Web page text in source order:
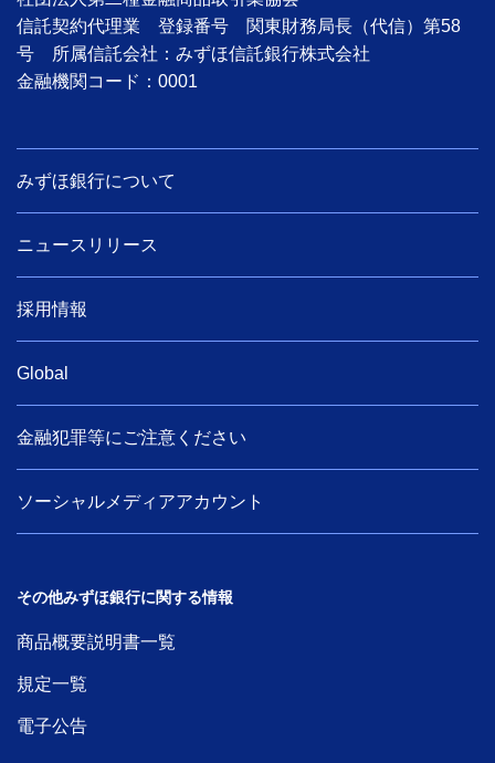
信託契約代理業 登録番号 関東財務局長（代信）第58
号 所属信託会社：みずほ信託銀行株式会社
金融機関コード：0001
みずほ銀行について
ニュースリリース
採用情報
Global
金融犯罪等にご注意ください
ソーシャルメディアアカウント
その他みずほ銀行に関する情報
商品概要説明書一覧
規定一覧
電子公告